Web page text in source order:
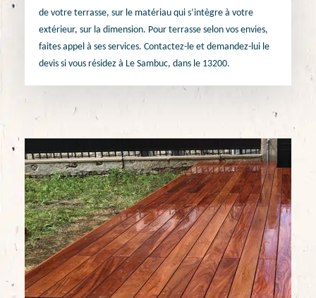
de votre terrasse, sur le matériau qui s’intègre à votre
extérieur, sur la dimension. Pour terrasse selon vos envies,
faites appel à ses services. Contactez-le et demandez-lui le
devis si vous résidez à Le Sambuc, dans le 13200.